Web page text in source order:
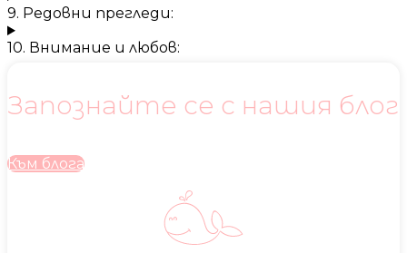
9. Редовни прегледи:
10. Внимание и любов:
Запознайте се с нашия блог
Към блога